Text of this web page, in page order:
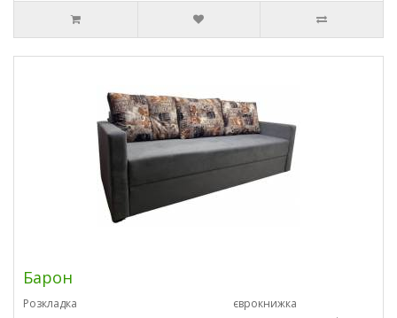
Барон
Розкладка
єврокнижка